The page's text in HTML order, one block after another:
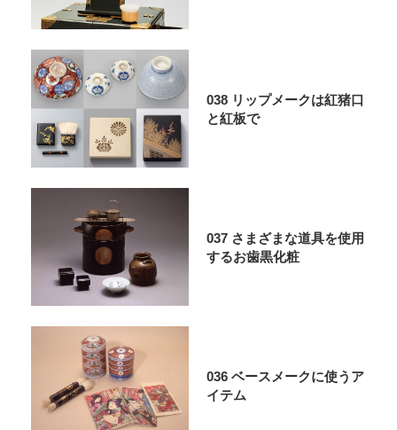
038 リップメークは紅猪口
と紅板で
037 さまざまな道具を使用
するお歯黒化粧
036 ベースメークに使うア
イテム